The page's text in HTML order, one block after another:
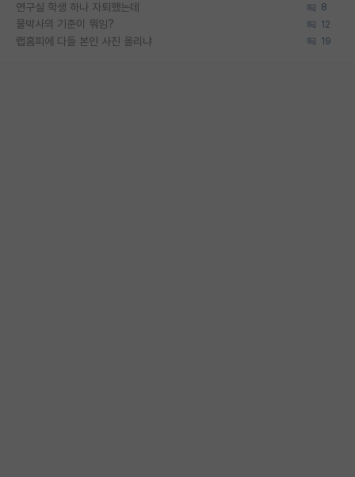
연구실 학생 하나 자퇴했는데 8
물박사의 기준이 뭐임? 12
랩홈피에 다들 본인 사진 올리냐 19